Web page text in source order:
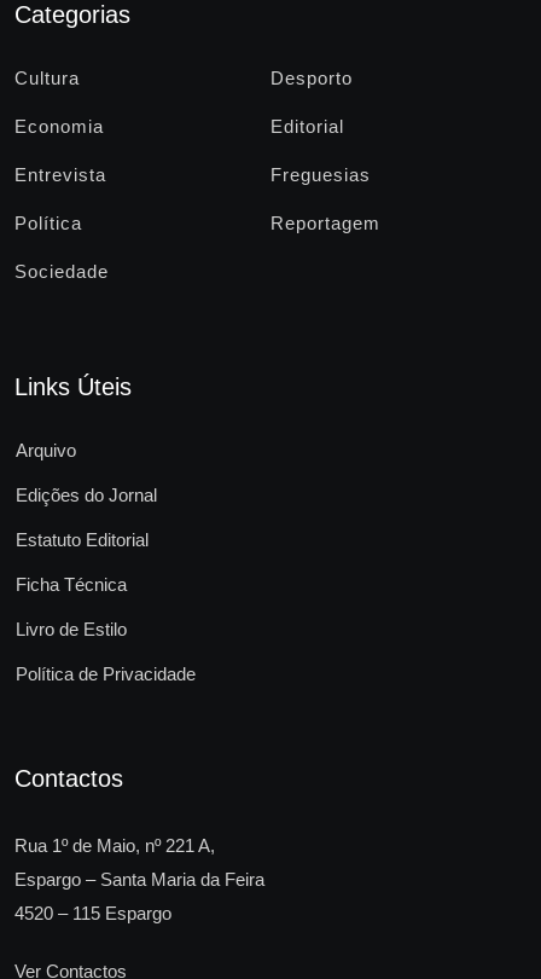
Categorias
Cultura Desporto
Economia Editorial
Entrevista Freguesias
Política Reportagem
Sociedade
Links Úteis
Arquivo
Edições do Jornal
Estatuto Editorial
Ficha Técnica
Livro de Estilo
Política de Privacidade
Contactos
Rua 1º de Maio, nº 221 A,
Espargo – Santa Maria da Feira
4520 – 115 Espargo
Ver Contactos